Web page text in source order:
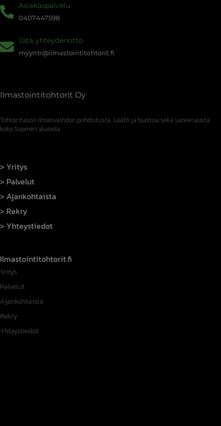
Asiakaspalvelu
0407447598
Jätä yhteydenotto
myynti@ilmastointitohtorit.fi
Ilmastointitohtorit Oy
Tohtoritason ilmanvaihdon puhdistusta, säätö ja huoltoa sekä saneerausta
koko Suomen alueella.
Yritys
Palvelut
Ajankohtaista
Rekry
Yhteystiedot
Ilmastointitohtorit.fi
Yritys
Palvelut
Ajankohtaista
Rekry
Yhteystiedot